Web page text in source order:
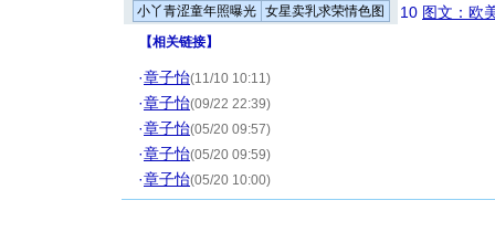
小丫青涩童年照曝光 女星卖乳求荣情色图
10 图文：欧
【相关链接】
·章子怡(11/10 10:11)
·章子怡(09/22 22:39)
·章子怡(05/20 09:57)
·章子怡(05/20 09:59)
·章子怡(05/20 10:00)